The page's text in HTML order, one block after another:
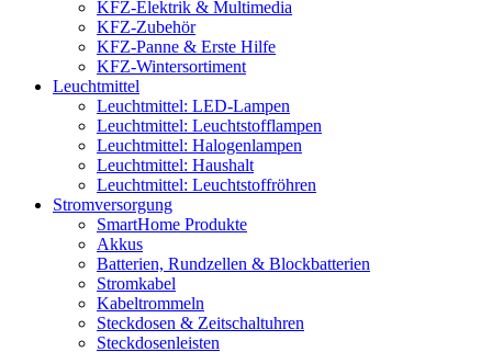
KFZ-Elektrik & Multimedia
KFZ-Zubehör
KFZ-Panne & Erste Hilfe
KFZ-Wintersortiment
Leuchtmittel
Leuchtmittel: LED-Lampen
Leuchtmittel: Leuchtstofflampen
Leuchtmittel: Halogenlampen
Leuchtmittel: Haushalt
Leuchtmittel: Leuchtstoffröhren
Stromversorgung
SmartHome Produkte
Akkus
Batterien, Rundzellen & Blockbatterien
Stromkabel
Kabeltrommeln
Steckdosen & Zeitschaltuhren
Steckdosenleisten